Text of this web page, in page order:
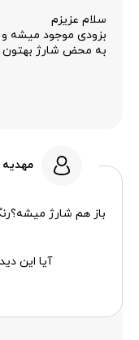
سلام عزیزم
بزودی موجود میشه و
به محض شارژ بهتون
باز هم شارژ
آیا این